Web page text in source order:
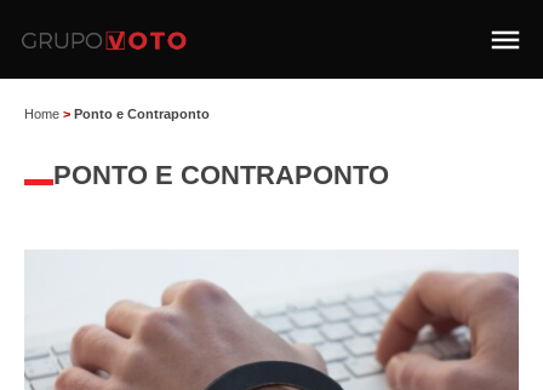
Home > Ponto e Contraponto
PONTO E CONTRAPONTO